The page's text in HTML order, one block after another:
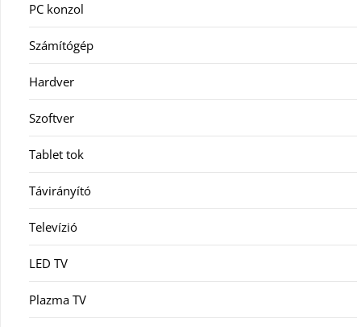
PC konzol
Számítógép
Hardver
Szoftver
Tablet tok
Távirányító
Televízió
LED TV
Plazma TV